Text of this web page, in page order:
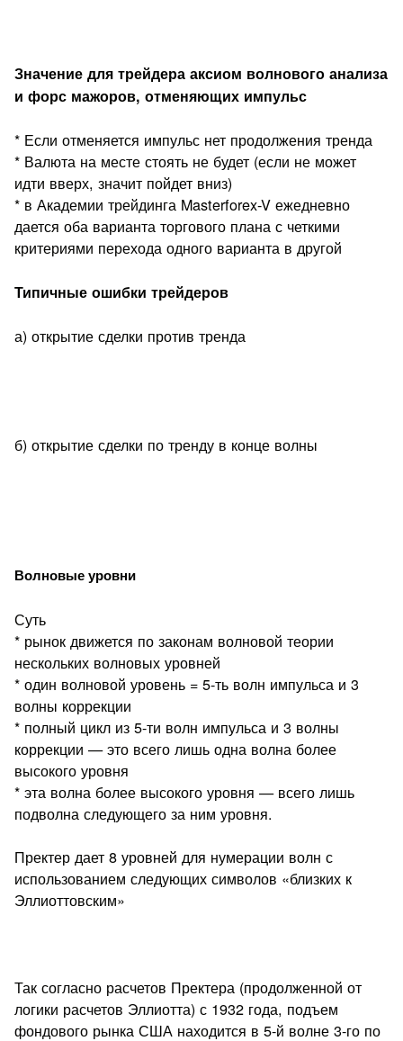
Значение для трейдера аксиом волнового анализа
и форс мажоров, отменяющих импульс
* Если отменяется импульс нет продолжения тренда
* Валюта на месте стоять не будет (если не может
идти вверх, значит пойдет вниз)
* в Академии трейдинга Masterforex-V ежедневно
дается оба варианта торгового плана с четкими
критериями перехода одного варианта в другой
Типичные ошибки трейдеров
а) открытие сделки против тренда
б) открытие сделки по тренду в конце волны
Волновые уровни
Суть
* рынок движется по законам волновой теории
нескольких волновых уровней
* один волновой уровень = 5-ть волн импульса и 3
волны коррекции
* полный цикл из 5-ти волн импульса и 3 волны
коррекции — это всего лишь одна волна более
высокого уровня
* эта волна более высокого уровня — всего лишь
подволна следующего за ним уровня.
Пректер дает 8 уровней для нумерации волн с
использованием следующих символов «близких к
Эллиоттовским»
Так согласно расчетов Пректера (продолженной от
логики расчетов Эллиотта) с 1932 года, подъем
фондового рынка США находится в 5-й волне 3-го по